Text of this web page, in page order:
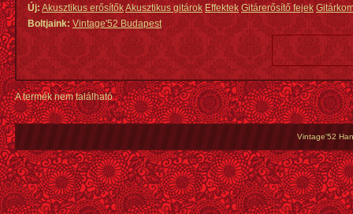
Új:Akusztikus erősítőkAkusztikus gitárok Effektek Gitárerősítő fejek
Boltjaink: Vintage'52 Budapest
A termék nem található
Vintage'52